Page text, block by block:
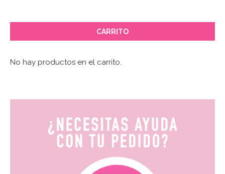
CARRITO
No hay productos en el carrito.